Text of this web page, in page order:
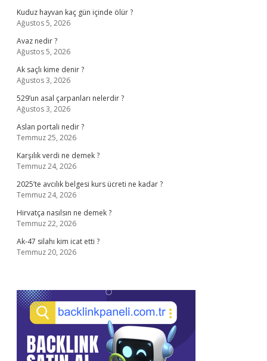
Kuduz hayvan kaç gün içinde ölür ?
Ağustos 5, 2026
Avaz nedir ?
Ağustos 5, 2026
Ak saçlı kime denir ?
Ağustos 3, 2026
529’un asal çarpanları nelerdir ?
Ağustos 3, 2026
Aslan portali nedir ?
Temmuz 25, 2026
Karşılık verdi ne demek ?
Temmuz 24, 2026
2025’te avcılık belgesi kurs ücreti ne kadar ?
Temmuz 24, 2026
Hirvatça nasılsın ne demek ?
Temmuz 22, 2026
Ak-47 silahı kim icat etti ?
Temmuz 20, 2026